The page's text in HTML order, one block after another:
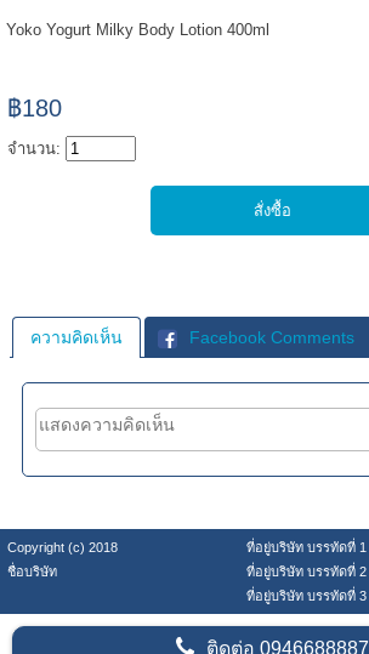
Yoko Yogurt Milky Body Lotion 400ml
฿180
จำนวน:
ความคิดเห็น Facebook Comments
Copyright (c) 2018
ที่อยู่บริษัท บรรทัดที่ 1
ชื่อบริษัท
ที่อยู่บริษัท บรรทัดที่ 2
ที่อยู่บริษัท บรรทัดที่ 3
ติดต่อ0946688887